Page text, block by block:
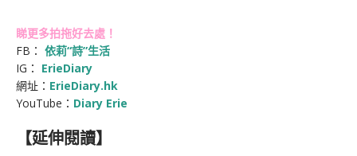
睇更多拍拖好去處！
FB： 依莉“詩”生活
IG： ErieDiary
網址： ErieDiary.hk
YouTube： Diary Erie
【延伸閱讀】